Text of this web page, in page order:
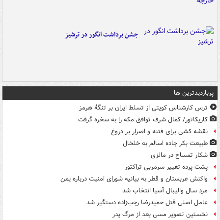
جشن برداشت انگور در ترشیز
پربازدیدترین ها
ترس کارشناس کویتی از تسلط ایران بر تنگۀ هرمز
کاریکاتور/ کمال شرف توافق مکه را به سخره گرفت
نقشه کشی برای فتنه و اصرار بر دروغ
طبیعت بکر جاده اسالم به خلخال
شکار تمساح در مالزی
پشت پرده تغییر سرمربی تراکتور
واکنش عربستان و قطر به بیانیه شورای امنیت درباره یمن
مرد سال والیبال آسیا انتخاب شد
عامل اصلی قتل حمیدرضا رجب‌زاده دستگیر شد
نخستین تصویر مسی بعد از مرگ پدر